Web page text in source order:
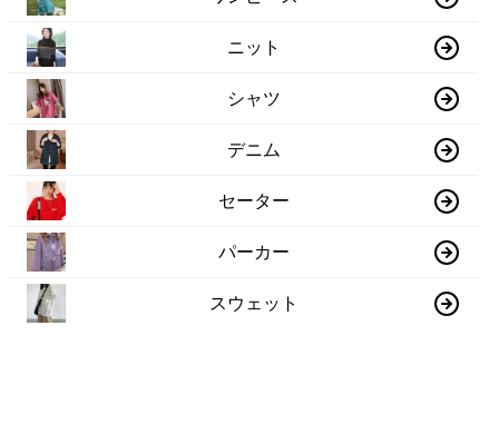
ニット
シャツ
デニム
セーター
パーカー
スウェット